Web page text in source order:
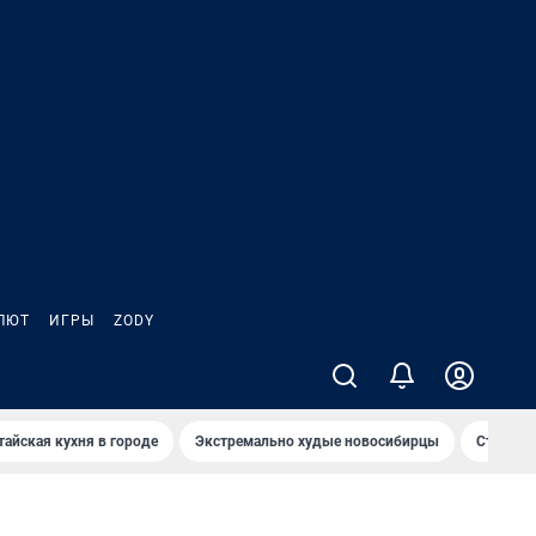
ИГРЫ ZODY
кухня в городе Экстремально худые новосибирцы Старт